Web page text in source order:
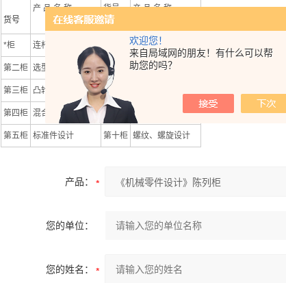
欢迎您！
来自局域网的朋友！有什么可以帮
助您的吗？
货号
产 品 名 称 货号 产 品 名 称
*柜 连杆机构设计 铸件设计一般规范
第二柜 选型翻台机构设计 第七柜 齿轮系设计
第三柜 凸轮机构设计 第八柜
第四柜 混合齿轮机构设计 第九柜 带、链传动设计
第五柜 标准件设计 第十柜 螺纹、螺旋设计
产品：
您的单位：
您的姓名：